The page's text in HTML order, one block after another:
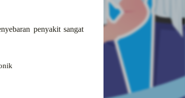
penyakit sangat